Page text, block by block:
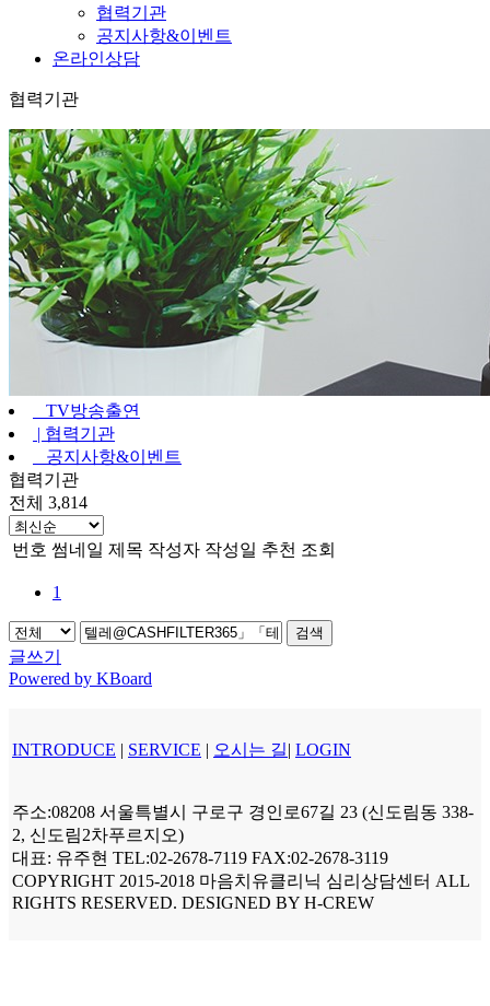
협력기관
공지사항&이벤트
온라인상담
협력기관
TV방송출연
| 협력기관
공지사항&이벤트
협력기관
전체 3,814
번호 썸네일 제목 작성자 작성일 추천 조회
1
검색
글쓰기
Powered by KBoard
INTRODUCE SERVICE 오시는 길 LOGIN
주소:08208 서울특별시 구로구 경인로67길 23 (신도림동 338-
2, 신도림2차푸르지오)
대표: 유주현 TEL:02-2678-7119 FAX:02-2678-3119
COPYRIGHT 2015-2018 마음치유클리닉 심리상담센터 ALL
RIGHTS RESERVED. DESIGNED BY H-CREW